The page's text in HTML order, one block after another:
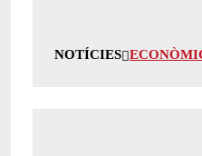
NOTÍCIES